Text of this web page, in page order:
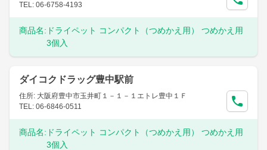
TEL: 06-6758-4193
商品名: ドライペット コンパクト（つめかえ用） つめかえ用
3個入
ダイコクドラッグ豊中駅前
住所: 大阪府豊中市玉井町１－１－１エトレ豊中１Ｆ
TEL: 06-6846-0511
商品名: ドライペット コンパクト（つめかえ用） つめかえ用
3個入